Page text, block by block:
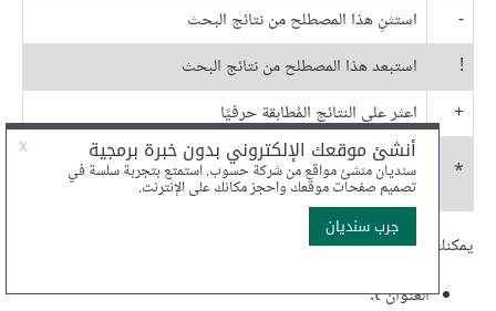
-
استثنِ هذا المصطلح من نتائج البحث
!
استبعد هذا المصطلح من نتائج البحث
+
اعثر على النتائج المُطابقة حرفيًا
*
تعامل مع هذا المصطلح مثل تعبير نمطي regular
expression
يمكنك البحث عن الحقول التالية رفقة أسمائها المختصرة:
العنوان t.